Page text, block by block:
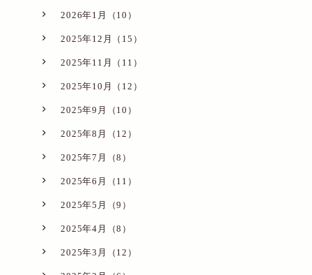
2026年1月（10）
2025年12月（15）
2025年11月（11）
2025年10月（12）
2025年9月（10）
2025年8月（12）
2025年7月（8）
2025年6月（11）
2025年5月（9）
2025年4月（8）
2025年3月（12）